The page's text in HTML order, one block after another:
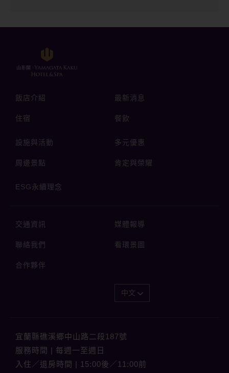
飯店介紹 最新消息
住宿 餐飲
設施與活動 多元優惠
周邊景點 肯定與榮耀
ESG永續理念
交通資訊 媒體報導
聯絡我們 看環景圖
合作夥伴
中文
宜蘭縣礁溪郷中山路二段187號
服務時間 | 每週一至週日
入住／退房時間 | 15:00後／11:00前